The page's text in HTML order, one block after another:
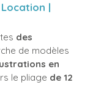
|
des
de modèles
en
le pliage de 12